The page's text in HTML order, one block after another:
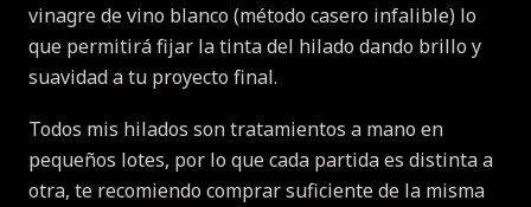
vinagre de vino blanco (método casero infalible) lo
que permitirá fijar la tinta del hilado dando brillo y
suavidad a tu proyecto final.
Todos mis hilados son tratamientos a mano en
pequeños lotes, por lo que cada partida es distinta a
otra, te recomiendo comprar suficiente de la misma